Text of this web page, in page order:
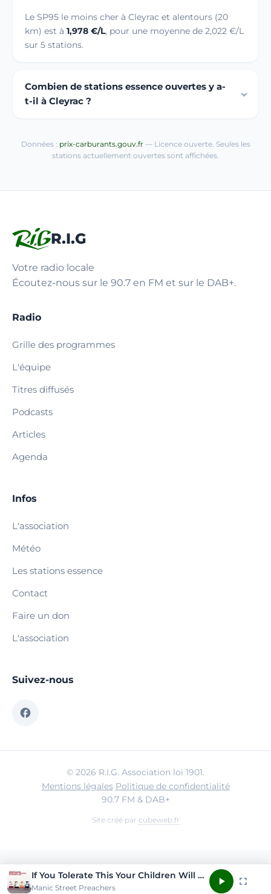
Le SP95 le moins cher à Cleyrac et alentours (20
km) est à 1,978 €/L, pour une moyenne de 2,022 €/L
sur 5 stations.
Combien de stations essence ouvertes y a-
t-il à Cleyrac ?
Données : prix-carburants.gouv.fr— Licence ouverte. Seules les
stations actuellement ouvertes sont affichées.
R.I.G
Votre radio locale
Écoutez-nous sur le 90.7 en FM et sur le DAB+.
Radio
Grille des programmes
L'équipe
Titres diffusés
Podcasts
Articles
Agenda
Infos
L'association
Météo
Les stations essence
Contact
Faire un don
L'association
Suivez-nous
© 2026 R.I.G. Association loi 1901.
Mentions légales·Politique de confidentialité
90.7 FM & DAB+
Site créé par cubeweb.fr
If You Tolerate This Your Children Will Be Next
Manic Street Preachers